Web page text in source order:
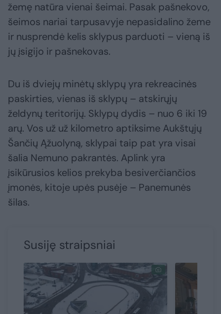
žemę natūra vienai šeimai. Pasak pašnekovo,
šeimos nariai tarpusavyje nepasidalino žeme
ir nusprendė kelis sklypus parduoti – vieną iš
jų įsigijo ir pašnekovas.
Du iš dviejų minėtų sklypų yra rekreacinės
paskirties, vienas iš sklypų – atskirųjų
želdynų teritorijų. Sklypų dydis – nuo 6 iki 19
arų. Vos už už kilometro aptiksime Aukštųjų
Šančių Ąžuolyną, sklypai taip pat yra visai
šalia Nemuno pakrantės. Aplink yra
įsikūrusios kelios prekyba besiverčiančios
įmonės, kitoje upės pusėje – Panemunės
šilas.
Susiję straipsniai